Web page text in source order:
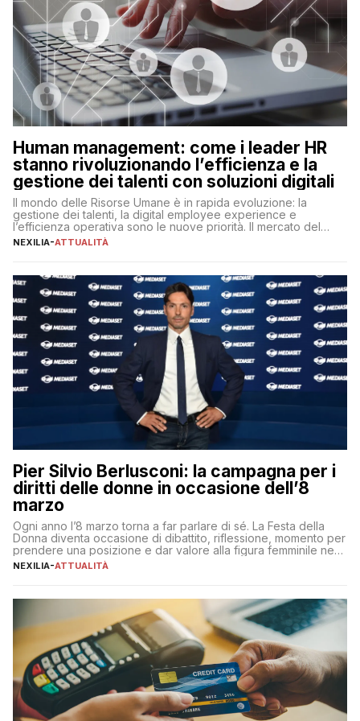
Human management: come i leader HR
stanno rivoluzionando l’efficienza e la
gestione dei talenti con soluzioni digitali
Il mondo delle Risorse Umane è in rapida evoluzione: la
gestione dei talenti, la digital employee experience e
l’efficienza operativa sono le nuove priorità. Il mercato del
lavoro, d’altra parte, è sempre più competitivo con una lotta
NEXILIA-ATTUALITÀ
Pier Silvio Berlusconi: la campagna per i
diritti delle donne in occasione dell’8
marzo
Ogni anno l’8 marzo torna a far parlare di sé. La Festa della
Donna diventa occasione di dibattito, riflessione, momento per
prendere una posizione e dar valore alla figura femminile nella
sua complessità e crucialità. A lanciare un messaggio “forte e
NEXILIA-ATTUALITÀ